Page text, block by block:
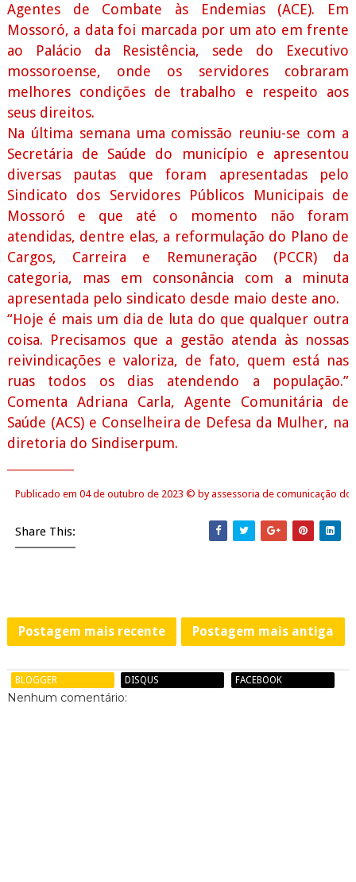
Agentes de Combate às Endemias (ACE). Em
Mossoró, a data foi marcada por um ato em frente
ao Palácio da Resistência, sede do Executivo
mossoroense, onde os servidores cobraram
melhores condições de trabalho e respeito aos
seus direitos.
Na última semana uma comissão reuniu-se com a
Secretária de Saúde do município e apresentou
diversas pautas que foram apresentadas pelo
Sindicato dos Servidores Públicos Municipais de
Mossoró e que até o momento não foram
atendidas, dentre elas, a reformulação do Plano de
Cargos, Carreira e Remuneração (PCCR) da
categoria, mas em consonância com a minuta
apresentada pelo sindicato desde maio deste ano.
“Hoje é mais um dia de luta do que qualquer outra
coisa. Precisamos que a gestão atenda às nossas
reivindicações e valoriza, de fato, quem está nas
ruas todos os dias atendendo a população.”
Comenta Adriana Carla, Agente Comunitária de
Saúde (ACS) e Conselheira de Defesa da Mulher, na
diretoria do Sindiserpum.
Publicado em 04 de outubro de 2023 © by assessoria de comunicação do
Share This:
Postagem mais recente Postagem mais antiga
BLOGGER DISQUS FACEBOOK
Nenhum comentário: